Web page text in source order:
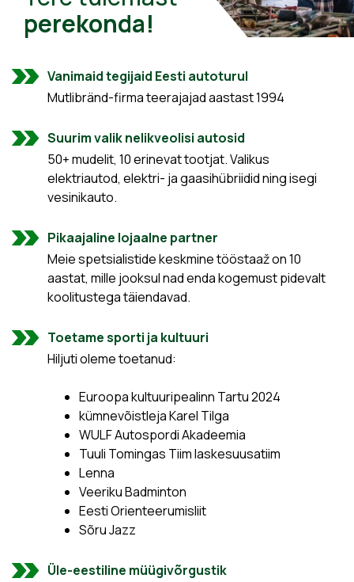
perekonda!
Vanimaid tegijaid Eesti autoturul
Mutlibränd-firma teerajajad aastast 1994
Suurim valik nelikveolisi autosid
50+ mudelit, 10 erinevat tootjat. Valikus
elektriautod, elektri- ja gaasihübriidid ning isegi
vesinikauto.
Pikaajaline lojaalne partner
Meie spetsialistide keskmine tööstaaž on 10
aastat, mille jooksul nad enda kogemust pidevalt
koolitustega täiendavad.
Toetame sporti ja kultuuri
Hiljuti oleme toetanud:
Euroopa kultuuripealinn Tartu 2024
kümnevõistleja Karel Tilga
WULF Autospordi Akadeemia
Tuuli Tomingas Tiim laskesuusatiim
Lenna
Veeriku Badminton
Eesti Orienteerumisliit
Sõru Jazz
Üle-eestiline müügivõrgustik